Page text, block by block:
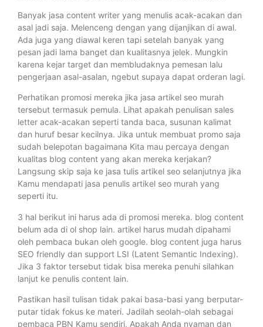
Banyak jasa content writer yang menulis acak-acakan dan
asal jadi saja. Melenceng dengan yang dijanjikan di awal.
Ada juga yang diawal keren tapi setelah banyak yang
pesan jadi lama banget dan kualitasnya jelek. Mungkin
karena kejar target dan membludaknya pemesan lalu
pengerjaan asal-asalan, ngebut supaya dapat orderan lagi.
Perhatikan promosi mereka jika jasa artikel seo murah
tersebut termasuk pemula. Lihat apakah penulisan sales
letter acak-acakan seperti tanda baca, susunan kalimat
dan huruf besar kecilnya. Jika untuk membuat promo saja
sudah belepotan bagaimana Kita mau percaya dengan
kualitas blog content yang akan mereka kerjakan?
Langsung skip saja ke jasa tulis artikel seo selanjutnya jika
Kamu mendapati jasa penulis artikel seo murah yang
seperti itu.
3 hal berikut ini harus ada di promosi mereka. blog content
belum ada di ol shop lain. artikel harus mudah dipahami
oleh pembaca bukan oleh google. blog content juga harus
SEO friendly dan support LSI (Latent Semantic Indexing).
Jika 3 faktor tersebut tidak bisa mereka penuhi silahkan
lanjut ke penulis content lain.
Pastikan hasil tulisan tidak pakai basa-basi yang berputar-
putar tidak fokus ke materi. Jadilah seolah-olah sebagai
pembaca PBN Kamu sendiri, Apakah Anda nyaman dan